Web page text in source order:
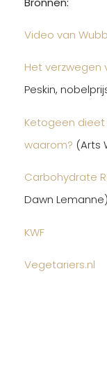
Video van
Het verzwegen
Peskin,
Ketogeen
waarom? (Arts
Carbohydrate
Dawn Lemanne)
KWF
Vegetariers.nl